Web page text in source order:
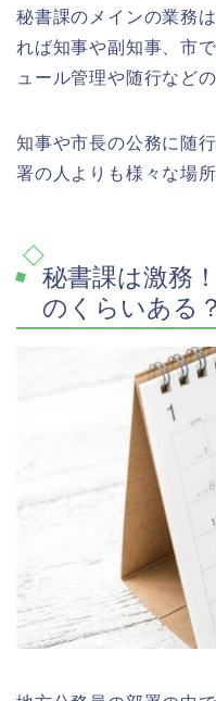
秘書課のメインの業務
れば知事や副知事、市
ュール管理や随行など
知事や市長の公務に随
署の人よりも様々な場
秘書課は激務
のくらいある？